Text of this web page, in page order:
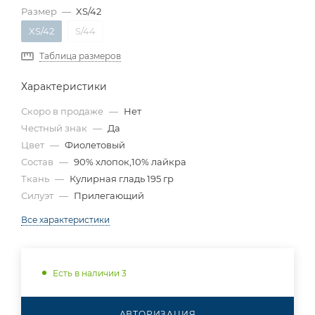
Размер — XS/42
XS/42
S/44
Таблица размеров
Характеристики
Скоро в продаже — Нет
Честный знак — Да
Цвет — Фиолетовый
Состав — 90% хлопок,10% лайкра
Ткань — Кулирная гладь 195 гр
Силуэт — Прилегающий
Все характеристики
Есть в наличии 3